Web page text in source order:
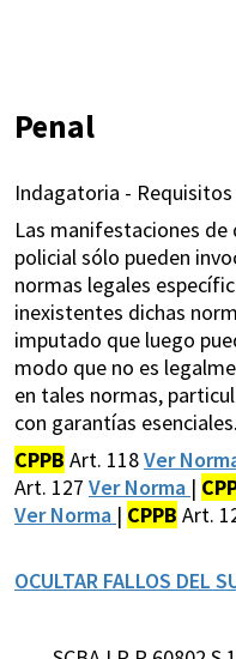
Penal
Indagatoria - Requisitos
Las manifestaciones
policial sólo pueden
normas legales
inexistentes dichas
imputado que luego
modo que no es
en tales normas,
con garantías esenciales.
CPPB Art. 118Ver
Art. 127 Ver Norma |
Ver Norma | CPPB Art.
OCULTAR FALLOS DEL